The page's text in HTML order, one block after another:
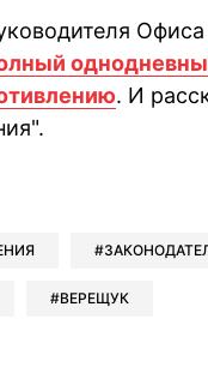
Офиса
. И
ВЕРЕЩУК